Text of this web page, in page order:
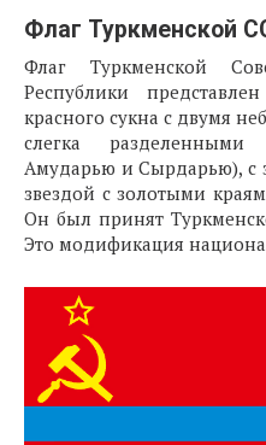
Флаг Туркменской
Флаг Туркменской
Республики
красного сукна с двумя
слегка
Амударью и Сырдарью), с
звездой с золотыми
Он был принят
Это модификация